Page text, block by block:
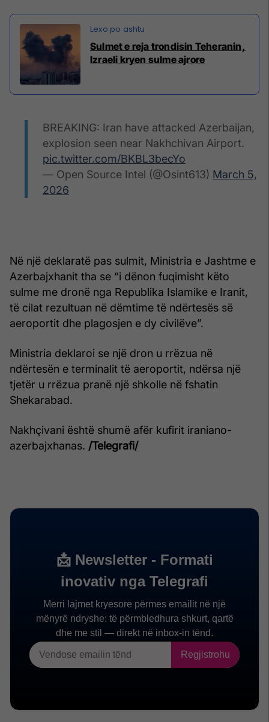
Sulmet e reja trondisin Teheranin,
Izraeli kryen sulme ajrore
BREAKING: Iran have attacked Azerbaijan,
explosion seen near Nakhchivan Airport.
pic.twitter.com/BKBL3becYo
— Open Source Intel (@Osint613) March 5,
2026
Në një deklaratë pas sulmit, Ministria e Jashtme e
Azerbajxhanit tha se “i dënon fuqimisht këto
sulme me dronë nga Republika Islamike e Iranit,
të cilat rezultuan në dëmtime të ndërtesës së
aeroportit dhe plagosjen e dy civilëve”.
Ministria deklaroi se një dron u rrëzua në
ndërtesën e terminalit të aeroportit, ndërsa një
tjetër u rrëzua pranë një shkolle në fshatin
Shekarabad.
Nakhçivani është shumë afër kufirit iraniano-
azerbajxhanas. /Telegrafi/